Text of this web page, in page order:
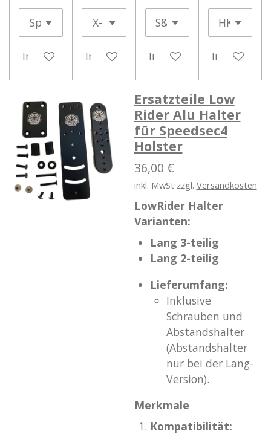
In den WarenkorbIn den WarenkorbIn den Warenkorb
In den
Ersatzteile Low
Rider Alu Halter
für Speedsec4
Holster
36,00 €
inkl. MwSt zzgl. Versandkosten
LowRider Halter
Varianten:
Lang 3-teilig
Lang 2-teilig
Lieferumfang:
Inklusive
Schrauben und
Abstandshalter
(Abstandshalter
nur bei der Lang-
Version).
Merkmale
Kompatibilität: